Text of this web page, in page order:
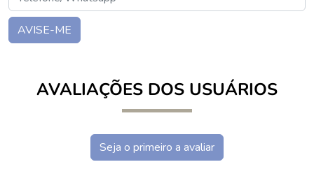
AVISE-ME
AVALIAÇÕES DOS USUÁRIOS
Seja o primeiro a avaliar